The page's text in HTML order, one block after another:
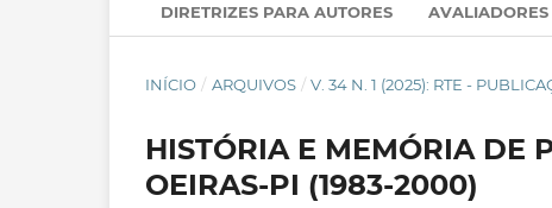
DIRETRIZES PARA AUTORES AVALIADORES
INÍCIO / ARQUIVOS / V. 34 N. 1 (2025): RTE -
HISTÓRIA E MEMÓRIA DE
OEIRAS-PI (1983-2000)